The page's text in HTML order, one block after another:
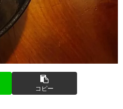
コピー